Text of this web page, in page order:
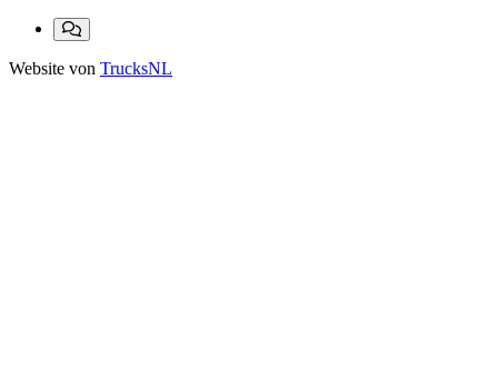
Website von TrucksNL